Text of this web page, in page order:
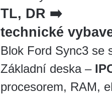
TL, DR ➡️
technické
Blok Ford Sync3 se
Základní deska –
procesorem, RAM,